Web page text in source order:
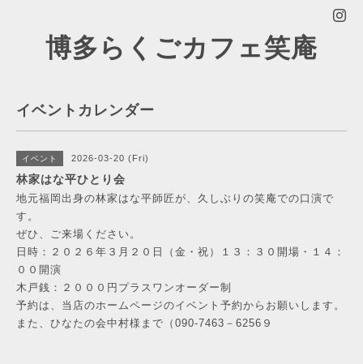
博多らくごカフェ笑庵
イベントカレンダー
イベント 2026-03-20 (Fri)
林家はな平ひとり会
地元福岡出身の林家はな平師匠が、久しぶりの笑庵での口演で
す。
ぜひ、ご来場ください。
日時：２０２６年３月２０日（金・祝）１３：３０開場・１４：
００開演
木戸銭：２０００円プラスワンオーダー制
予約は、当店のホームページのイベント予約からお願いします。
また、ひなたの会中村様まで（090-7463－6256９